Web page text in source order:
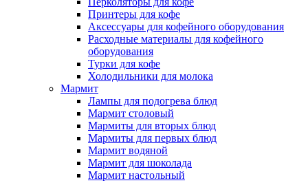
Принтеры для кофе
Аксессуары для кофейного оборудования
Расходные материалы для кофейного
оборудования
Турки для кофе
Холодильники для молока
Мармит
Лампы для подогрева блюд
Мармит столовый
Мармиты для вторых блюд
Мармиты для первых блюд
Мармит водяной
Мармит для шоколада
Мармит настольный